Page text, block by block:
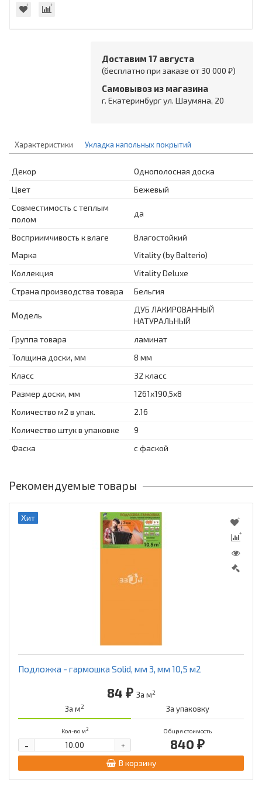
Доставим 17 августа
(бесплатно при заказе от 30 000 ₽)
Самовывоз из магазина
г. Екатеринбург ул. Шаумяна, 20
Характеристики Укладка напольных покрытий
Декор
Однополосная доска
Цвет
Бежевый
Совместимость с теплым
полом
да
Восприимчивость к влаге
Влагостойкий
Марка
Vitality (by Balterio)
Коллекция
Vitality Deluxe
Страна производства товара
Бельгия
Модель
ДУБ ЛАКИРОВАННЫЙ
НАТУРАЛЬНЫЙ
Группа товара
ламинат
Толщина доски, мм
8 мм
Класс
32 класс
Размер доски, мм
1261x190,5x8
Количество м2 в упак.
2.16
Количество штук в упаковке
9
Фаска
с фаской
Рекомендуемые товары
Хит
Подложка - гармошка Solid, мм 3, мм 10,5 м2
84 ₽ За м2
За м2 За упаковку
Кол-во м2 Общая стоимость
840 ₽
+
-
В корзину